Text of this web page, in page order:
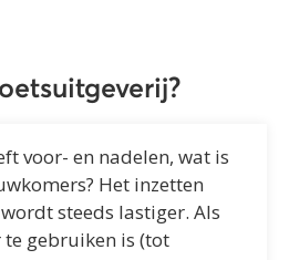
voor- en nadelen, wat is
Het inzetten
steeds lastiger. Als
te gebruiken is (tot